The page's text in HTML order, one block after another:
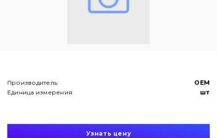
Производитель:
OEM
Единица измерения:
шт
Узнать цену